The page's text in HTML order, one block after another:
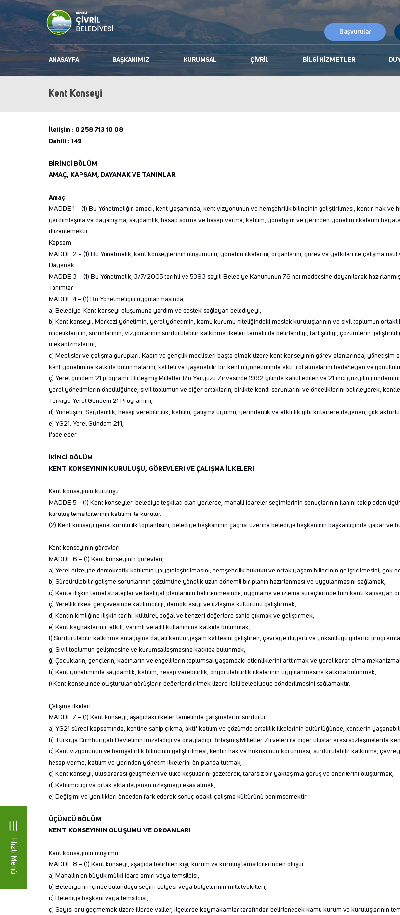
Hızlı Menü
Başvurular
ANASAYFA BAŞKANIMIZ KURUMSAL ÇIVRIL BILGI HIZMETLER
Kent Konseyi
İletişim : 0 258 713 10 08
Dahili : 149
BİRİNCİ BÖLÜM
AMAÇ, KAPSAM, DAYANAK VE TANIMLAR
Amaç
MADDE 1 – (1) Bu Yönetmeliğin amacı; kent yaşamında, kent vizyonunun ve hemşehrilik bilincinin geliştirilmesi, kentin hak
yardımlaşma ve dayanışma, saydamlık, hesap sorma ve hesap verme, katılım, yönetişim ve yerinden yönetim ilkelerini
düzenlemektir.
Kapsam
MADDE 2 – (1) Bu Yönetmelik; kent konseylerinin oluşumunu, yönetim ilkelerini, organlarını, görev ve yetkileri ile çalışma usul
Dayanak
MADDE 3 – (1) Bu Yönetmelik; 3/7/2005 tarihli ve 5393 sayılı Belediye Kanununun 76 ncı maddesine dayanılarak
Tanımlar
MADDE 4 – (1) Bu Yönetmeliğin uygulanmasında;
a) Belediye: Kent konseyi oluşumuna yardım ve destek sağlayan belediyeyi,
b) Kent konseyi: Merkezi yönetimin, yerel yönetimin, kamu kurumu niteliğindeki meslek kuruluşlarının ve sivil toplumun
önceliklerinin, sorunlarının, vizyonlarının sürdürülebilir kalkınma ilkeleri temelinde belirlendiği, tartışıldığı, çözümlerin
mekanizmalarını,
c) Meclisler ve çalışma gurupları: Kadın ve gençlik meclisleri başta olmak üzere kent konseyinin görev alanlarında, yönetişim
kent yönetimine katkıda bulunmalarını, kaliteli ve yaşanabilir bir kentin yönetiminde aktif rol almalarını hedefleyen ve
ç) Yerel gündem 21 programı: Birleşmiş Milletler Rio Yeryüzü Zirvesinde 1992 yılında kabul edilen ve 21 inci yüzyılın
yerel yönetimlerin öncülüğünde, sivil toplumun ve diğer ortakların, birlikte kendi sorunlarını ve önceliklerini belirleyerek,
Türkiye Yerel Gündem 21 Programını,
d) Yönetişim: Saydamlık, hesap verebilirlilik, katılım, çalışma uyumu, yerindenlik ve etkinlik gibi kriterlere dayanan, çok aktörlü
e) YG21: Yerel Gündem 21’i,
ifade eder.
İKİNCİ BÖLÜM
KENT KONSEYININ KURULUŞU, GÖREVLERI VE ÇALIŞMA İLKELERI
Kent konseyinin kuruluşu
MADDE 5 – (1) Kent konseyleri belediye teşkilatı olan yerlerde, mahalli idareler seçimlerinin sonuçlarının ilanını takip eden
kuruluş temsilcilerinin katılımı ile kurulur.
(2) Kent konseyi genel kurulu ilk toplantısını, belediye başkanının çağrısı üzerine belediye başkanının başkanlığında yapar ve
Kent konseyinin görevleri
MADDE 6 – (1) Kent konseyinin görevleri;
a) Yerel düzeyde demokratik katılımın yaygınlaştırılmasını, hemşehrilik hukuku ve ortak yaşam bilincinin geliştirilmesini, çok
b) Sürdürülebilir gelişme sorunlarının çözümüne yönelik uzun dönemli bir planın hazırlanması ve uygulanmasını sağlamak,
c) Kente ilişkin temel stratejiler ve faaliyet planlarının belirlenmesinde, uygulama ve izleme süreçlerinde tüm kenti kapsayan
ç) Yerellik ilkesi çerçevesinde katılımcılığı, demokrasiyi ve uzlaşma kültürünü geliştirmek,
d) Kentin kimliğine ilişkin tarihi, kültürel, doğal ve benzeri değerlere sahip çıkmak ve geliştirmek,
e) Kent kaynaklarının etkili, verimli ve adil kullanımına katkıda bulunmak,
f) Sürdürülebilir kalkınma anlayışına dayalı kentin yaşam kalitesini geliştiren, çevreye duyarlı ve yoksulluğu giderici
g) Sivil toplumun gelişmesine ve kurumsallaşmasına katkıda bulunmak,
ğ) Çocukların, gençlerin, kadınların ve engellilerin toplumsal yaşamdaki etkinliklerini arttırmak ve yerel karar alma
h) Kent yönetiminde saydamlık, katılım, hesap verebilirlik, öngörülebilirlik ilkelerinin uygulanmasına katkıda bulunmak,
ı) Kent konseyinde oluşturulan görüşlerin değerlendirilmek üzere ilgili belediyeye gönderilmesini sağlamaktır.
Çalışma ilkeleri
MADDE 7 – (1) Kent konseyi, aşağıdaki ilkeler temelinde çalışmalarını sürdürür.
a) YG21 süreci kapsamında, kentine sahip çıkma, aktif katılım ve çözümde ortaklık ilkelerinin bütünlüğünde, kentlerin
b) Türkiye Cumhuriyeti Devletinin imzaladığı ve onayladığı Birleşmiş Milletler Zirveleri ile diğer uluslar arası sözleşmelerde
c) Kent vizyonunun ve hemşehrilik bilincinin geliştirilmesi, kentin hak ve hukukunun korunması, sürdürülebilir kalkınma,
hesap verme, katılım ve yerinden yönetim ilkelerini ön planda tutmak,
ç) Kent konseyi, uluslararası gelişmeleri ve ülke koşullarını gözeterek, tarafsız bir yaklaşımla görüş ve önerilerini oluşturmak,
d) Katılımcılığı ve ortak akla dayanan uzlaşmayı esas almak,
e) Değişimi ve yenilikleri önceden fark ederek sonuç odaklı çalışma kültürünü benimsemektir.
ÜÇÜNCÜ BÖLÜM
KENT KONSEYININ OLUŞUMU VE ORGANLARI
Kent konseyinin oluşumu
MADDE 8 – (1) Kent konseyi, aşağıda belirtilen kişi, kurum ve kuruluş temsilcilerinden oluşur.
a) Mahallin en büyük mülki idare amiri veya temsilcisi,
b) Belediyenin içinde bulunduğu seçim bölgesi veya bölgelerinin milletvekilleri,
c) Belediye başkanı veya temsilcisi,
ç) Sayısı onu geçmemek üzere illerde valiler, ilçelerde kaymakamlar tarafından belirlenecek kamu kurum ve kuruluşlarının